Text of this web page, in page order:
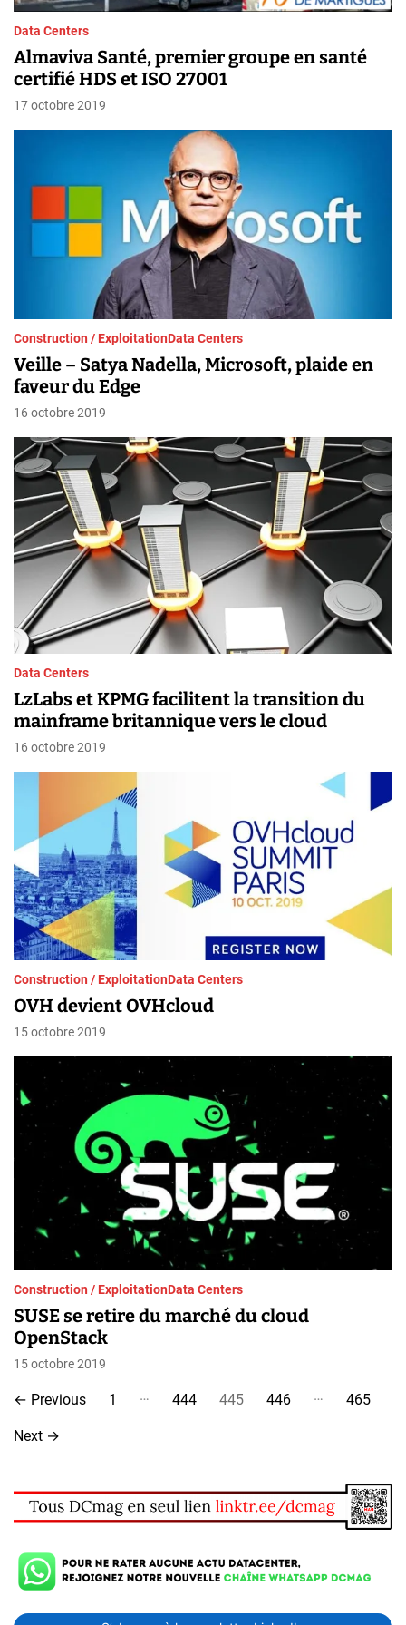
Data Centers
Almaviva Santé, premier groupe en santé
certifié HDS et ISO 27001
17 octobre 2019
Construction / ExploitationData Centers
Veille – Satya Nadella, Microsoft, plaide en
faveur du Edge
16 octobre 2019
Data Centers
LzLabs et KPMG facilitent la transition du
mainframe britannique vers le cloud
16 octobre 2019
Construction / ExploitationData Centers
OVH devient OVHcloud
15 octobre 2019
Construction / ExploitationData Centers
SUSE se retire du marché du cloud
OpenStack
15 octobre 2019
P
a
i
n
a
t
← Previous 1 … 444 445 446 … 465
Next →